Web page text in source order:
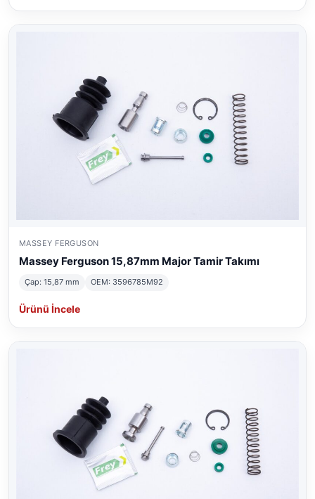
MASSEY FERGUSON
Massey Ferguson 15,87mm Major Tamir Takımı
Çap: 15,87 mm OEM: 3596785M92
Ürünü İncele